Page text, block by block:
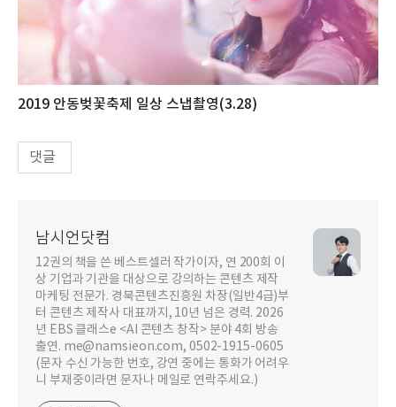
2019 안동벚꽃축제 일상 스냅촬영(3.28)
댓글
남시언닷컴
12권의 책을 쓴 베스트셀러 작가이자, 연 200회 이
상 기업과 기관을 대상으로 강의하는 콘텐츠 제작
마케팅 전문가. 경북콘텐츠진흥원 차장(일반4급)부
터 콘텐츠 제작사 대표까지, 10년 넘은 경력. 2026
년 EBS 클래스e <AI 콘텐츠 창작> 분야 4회 방송
출연. me@namsieon.com, 0502-1915-0605
(문자 수신 가능한 번호, 강연 중에는 통화가 어려우
니 부재중이라면 문자나 메일로 연락주세요.)